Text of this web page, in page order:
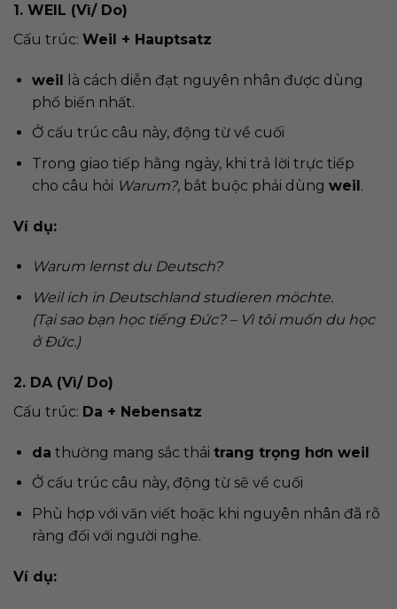
1. WEIL (Vì/ Do)
Cấu trúc: Weil + Hauptsatz
weil là cách diễn đạt nguyên nhân được dùng
phổ biến nhất.
Ở cấu trúc câu này, động từ về cuối
Trong giao tiếp hằng ngày, khi trả lời trực tiếp
cho câu hỏi Warum?, bắt buộc phải dùng weil.
Ví dụ:
Warum lernst du Deutsch?
Weil ich in Deutschland studieren möchte.
(Tại sao bạn học tiếng Đức? – Vì tôi muốn du học
ở Đức.)
2. DA (Vì/ Do)
Cấu trúc: Da + Nebensatz
da thường mang sắc thái trang trọng hơn weil
Ở cấu trúc câu này, động từ sẽ về cuối
Phù hợp với văn viết hoặc khi nguyên nhân đã rõ
ràng đối với người nghe.
Ví dụ: